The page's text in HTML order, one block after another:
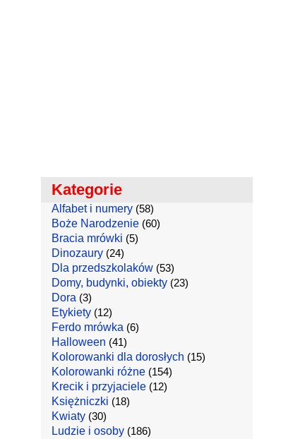
Kategorie
Alfabet i numery(58)
Boże Narodzenie(60)
Bracia mrówki (5)
Dinozaury(24)
Dla przedszkolaków(53)
Domy, budynki, obiekty(23)
Dora (3)
Etykiety(12)
Ferdo mrówka (6)
Halloween (41)
Kolorowanki dla dorosłych (15)
Kolorowanki różne(154)
Krecik i przyjaciele(12)
Księżniczki (18)
Kwiaty(30)
Ludzie i osoby(186)